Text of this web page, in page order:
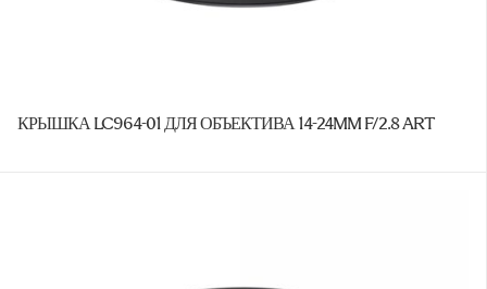
КРЫШКА LC964-01 ДЛЯ ОБЪЕКТИВА 14-24MM F/2.8 ART